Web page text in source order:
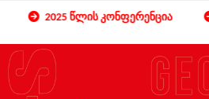
2025 წლის კონფერენცია